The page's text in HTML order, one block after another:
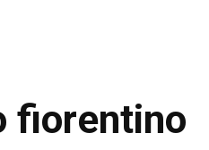
fiorentino